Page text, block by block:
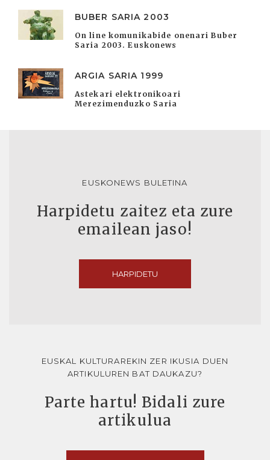
BUBER SARIA 2003
On line komunikabide onenari Buber
Saria 2003. Euskonews
ARGIA SARIA 1999
Astekari elektronikoari
Merezimenduzko Saria
EUSKONEWS BULETINA
Harpidetu zaitez eta zure
emailean jaso!
HARPIDETU
EUSKAL KULTURAREKIN ZER IKUSIA DUEN
ARTIKULUREN BAT DAUKAZU?
Parte hartu! Bidali zure
artikulua